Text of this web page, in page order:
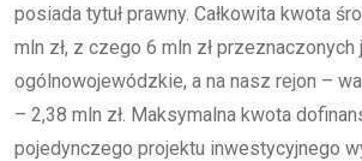
posiada tytuł prawny. Całkowita kwota
mln zł, z czego 6 mln zł
ogólnowojewódzkie, a na nasz rejon –
– 2,38 mln zł. Maksymalna kwota
pojedynczego projektu inwestycyjnego